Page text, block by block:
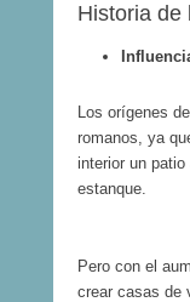
Historia de
Los orígenes
romanos, ya
interior un
estanque.
Pero con el
crear casas de